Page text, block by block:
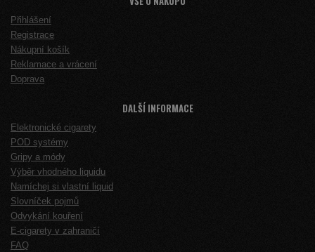
Přihlášení
Registrace
Nákupní košík
Reklamace a vrácení
Doprava
DALŠÍ INFORMACE
Elektronické cigarety
POD systémy
Gripy a módy
Výběr vhodného liquidu
Namíchej si vlastní liquid
Slovníček pojmů
Odvykání kouření
E-cigarety v zahraničí
FAQ